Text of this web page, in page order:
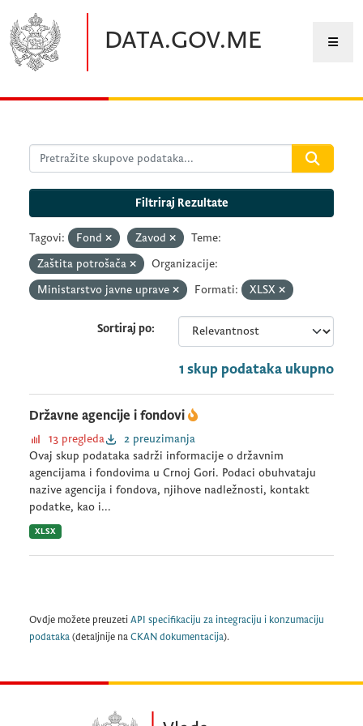
DATA.GOV.ME
Filtriraj Rezultate
Tagovi: Fond Zavod
Teme:
Zaštita potrošača
Organizacije:
Ministarstvo javne uprave
Formati: XLSX
Sortiraj po
1 skup podataka ukupno
Državne agencije i fondovi
13 pregleda
2 preuzimanja
Ovaj skup podataka sadrži informacije o državnim
agencijama i fondovima u Crnoj Gori. Podaci obuhvataju
nazive agencija i fondova, njihove nadležnosti, kontakt
podatke, kao i...
XLSX
Ovdje možete preuzeti API specifikaciju za integraciju i konzumaciju
podataka (detaljnije na CKAN dokumentacija).